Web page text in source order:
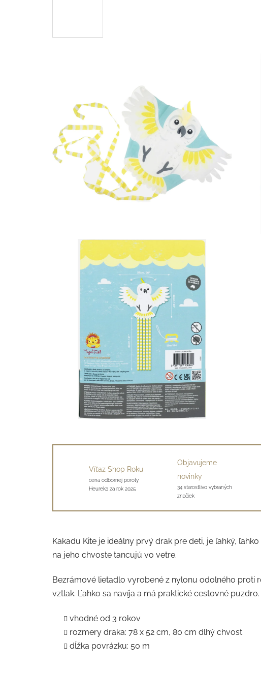
Víťaz Shop Roku
cena odbornej poroty
Heureka za rok 2025
Objavujeme
novinky
34 starostlivo vybraných
značiek
Kakadu Kite je ideálny prvý drak pre deti, je ľahký,
na jeho chvoste tancujú vo vetre.
Bezrámové lietadlo vyrobené z nylonu odolného proti
vztlak. Ľahko sa navíja a má praktické cestovné puzdro.
vhodné od 3 rokov
rozmery draka: 78 x 52 cm, 80 cm dlhý chvost
dĺžka povrázku: 50 m